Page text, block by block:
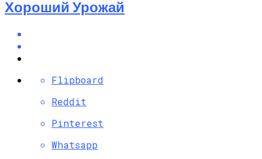
Хороший Урожай
Flipboard
Reddit
Pinterest
Whatsapp